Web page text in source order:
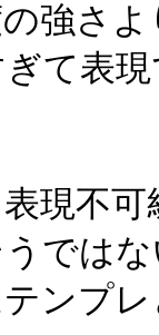
強さ
て表
現不
では
ンプ